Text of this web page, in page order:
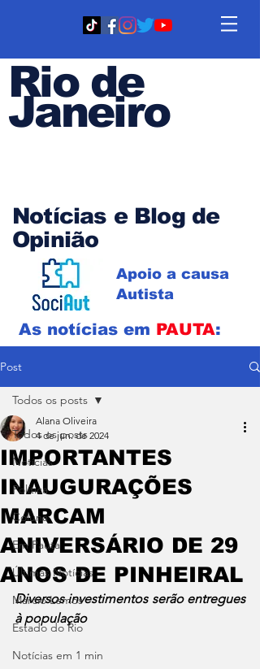
Rio de
Janeiro
Notícias e Blog de
Opinião
Apoio a causa
Autista
As notícias em PAUTA:
Post
Todos os posts
Notícias
Política
Coluna
Em Pauta
Últimas Notícias
Márcio Lemos
Estado do Rio
Notícias em 1 min
Todos os posts
IMPORTANTES
INAUGURAÇÕES
MARCAM
ANIVERSÁRIO DE 29
ANOS DE PINHEIRAL
Alana Oliveira
4 de jun. de 2024
Diversos investimentos serão entregues
à população­­